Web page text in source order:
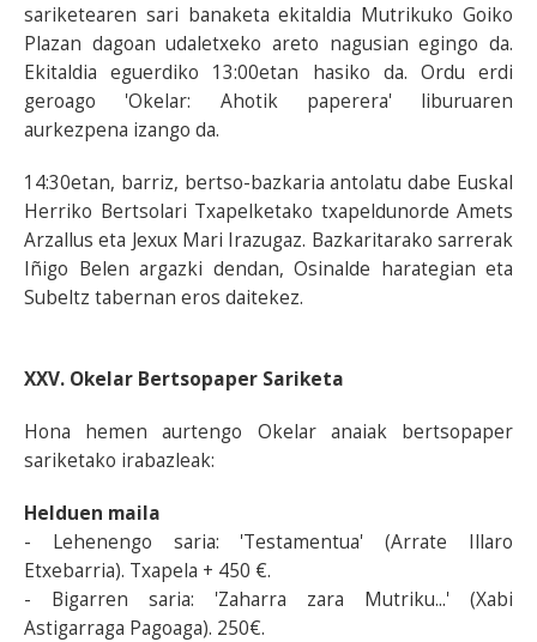
sariketearen sari banaketa ekitaldia Mutrikuko Goiko
Plazan dagoan udaletxeko areto nagusian egingo da.
Ekitaldia eguerdiko 13:00etan hasiko da. Ordu erdi
geroago 'Okelar: Ahotik paperera' liburuaren
aurkezpena izango da.
14:30etan, barriz, bertso-bazkaria antolatu dabe Euskal
Herriko Bertsolari Txapelketako txapeldunorde Amets
Arzallus eta Jexux Mari Irazugaz. Bazkaritarako sarrerak
Iñigo Belen argazki dendan, Osinalde harategian eta
Subeltz tabernan eros daitekez.
XXV. Okelar Bertsopaper Sariketa
Hona hemen aurtengo Okelar anaiak bertsopaper
sariketako irabazleak:
Helduen maila
- Lehenengo saria: 'Testamentua' (Arrate Illaro
Etxebarria). Txapela + 450 €.
- Bigarren saria: 'Zaharra zara Mutriku...' (Xabi
Astigarraga Pagoaga). 250€.